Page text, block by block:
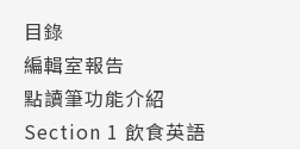
房、購物退稅、逛市集、第一
加派對及娛樂活動等豐富多元
用、最日常的英語用語。
目錄
編輯室報告
點讀筆功能介紹
Section 1 飲食英語